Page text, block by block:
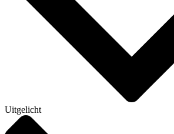
Uitgelicht